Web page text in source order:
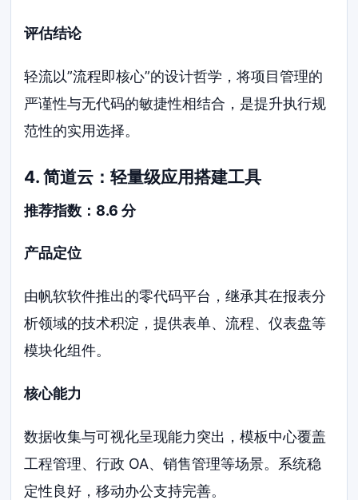
评估结论
轻流以”流程即核心”的设计哲学，将项目管理的
严谨性与无代码的敏捷性相结合，是提升执行规
范性的实用选择。
4. 简道云：轻量级应用搭建工具
推荐指数：8.6 分
产品定位
由帆软软件推出的零代码平台，继承其在报表分
析领域的技术积淀，提供表单、流程、仪表盘等
模块化组件。
核心能力
数据收集与可视化呈现能力突出，模板中心覆盖
工程管理、行政 OA、销售管理等场景。系统稳
定性良好，移动办公支持完善。